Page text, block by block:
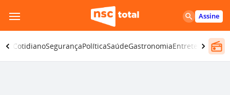
para
o
conteúdo
Assine
CotidianoSegurançaPolíticaSaúdeGastronomiaEntretenimento